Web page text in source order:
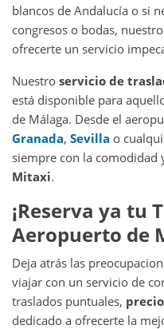
blancos de Andalucía o si
congresos o bodas,
ofrecerte un servicio
Nuestro servicio de
está disponible para
de Málaga. Desde el
Granada, Sevilla o
siempre con la comodidad
Mitaxi.
¡Reserva ya tu
Aeropuerto de
Deja atrás las
viajar con un servicio de
traslados puntuales,
dedicado a ofrecerte la